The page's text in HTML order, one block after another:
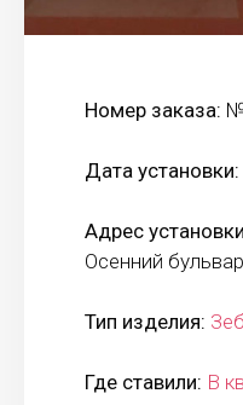
Номер заказа:
Дата установки:
Адрес
Осенний
Тип изделия:
Где ставили: В